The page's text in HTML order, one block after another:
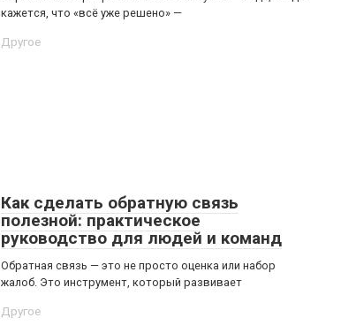
кажется, что «всё уже решено» —
Другое
Как сделать обратную связь
полезной: практическое
руководство для людей и команд
Обратная связь — это не просто оценка или набор
жалоб. Это инструмент, который развивает
Другое